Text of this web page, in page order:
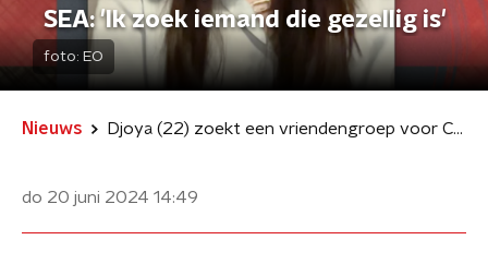
SEA: 'Ik zoek iemand die gezellig is'
foto: EO
Nieuws Djoya (22) zoekt een vriendengroep voor Concert at SEA: 'Ik zoek iemand die gezellig is'
do 20 juni 2024 14:49